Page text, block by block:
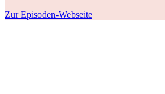
Zur Episoden-Webseite